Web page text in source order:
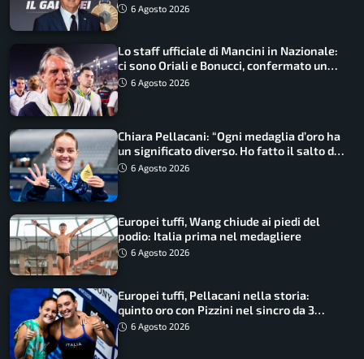
6 Agosto 2026
Lo staff ufficiale di Mancini in Nazionale:
ci sono Oriali e Bonucci, confermato un
ritorno
6 Agosto 2026
Chiara Pellacani: “Ogni medaglia d’oro ha
un significato diverso. Ho fatto il salto di
qualità”
6 Agosto 2026
Europei tuffi, Wang chiude ai piedi del
podio: Italia prima nel medagliere
6 Agosto 2026
Europei tuffi, Pellacani nella storia:
quinto oro con Pizzini nel sincro da 3
metri
6 Agosto 2026